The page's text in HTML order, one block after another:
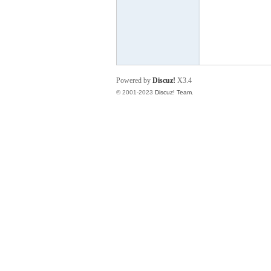
Powered by Discuz! X3.4
© 2001-2023 Discuz! Team